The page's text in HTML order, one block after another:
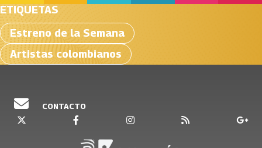
ETIQUETAS
Estreno de la Semana
Artistas colombianos
CONTACTO